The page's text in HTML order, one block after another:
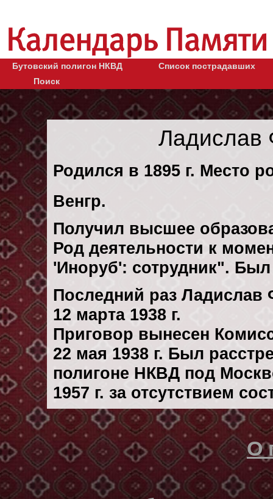
Бутовский полигон НКВД
Список пострадавших
Поиск
Ладислав
Родился в 1895 г. Место
Венгр.
Получил высшее
Род деятельности к
'Иноруб': сотрудник".
Последний раз
12 марта 1938 г.
Приговор вынесен
22 мая 1938 г. Был
полигоне НКВД под
1957 г. за отсутствием
О